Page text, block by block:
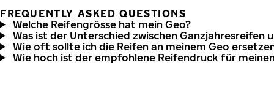
FREQUENTLY ASKED QUESTIONS
Welche Reifengrösse hat mein Geo?
Was ist der Unterschied zwischen Ganzjahresreifen
Wie oft sollte ich die Reifen an meinem Geo
Wie hoch ist der empfohlene Reifendruck für